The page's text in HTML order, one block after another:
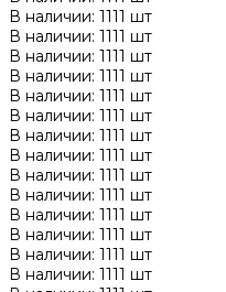
В наличии: 1111 шт
В наличии: 1111 шт
В наличии: 1111 шт
В наличии: 1111 шт
В наличии: 1111 шт
В наличии: 1111 шт
В наличии: 1111 шт
В наличии: 1111 шт
В наличии: 1111 шт
В наличии: 1111 шт
В наличии: 1111 шт
В наличии: 1111 шт
В наличии: 1111 шт
В наличии: 1111 шт